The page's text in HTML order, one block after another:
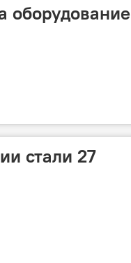
оборудование
стали 27